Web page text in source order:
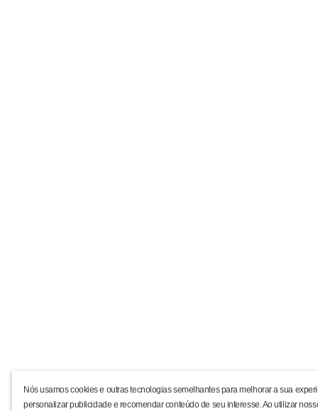
Nós usamos cookies e outras tecnologias semelhantes para melhorar a sua
personalizar publicidade e recomendar conteúdo de seu interesse. Ao utilizar